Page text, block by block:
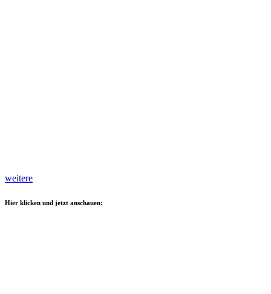
weitere
Hier klicken und jetzt anschauen: